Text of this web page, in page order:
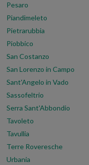
Pesaro
Piandimeleto
Pietrarubbia
Piobbico
San Costanzo
San Lorenzo in Campo
Sant'Angelo in Vado
Sassofeltrio
Serra Sant'Abbondio
Tavoleto
Tavullia
Terre Roveresche
Urbania